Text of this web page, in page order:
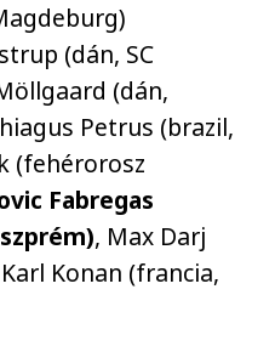
(dán, SC
(dán,
Petrus (brazil,
(fehérorosz
Fabregas
, Max Darj
Konan (francia,